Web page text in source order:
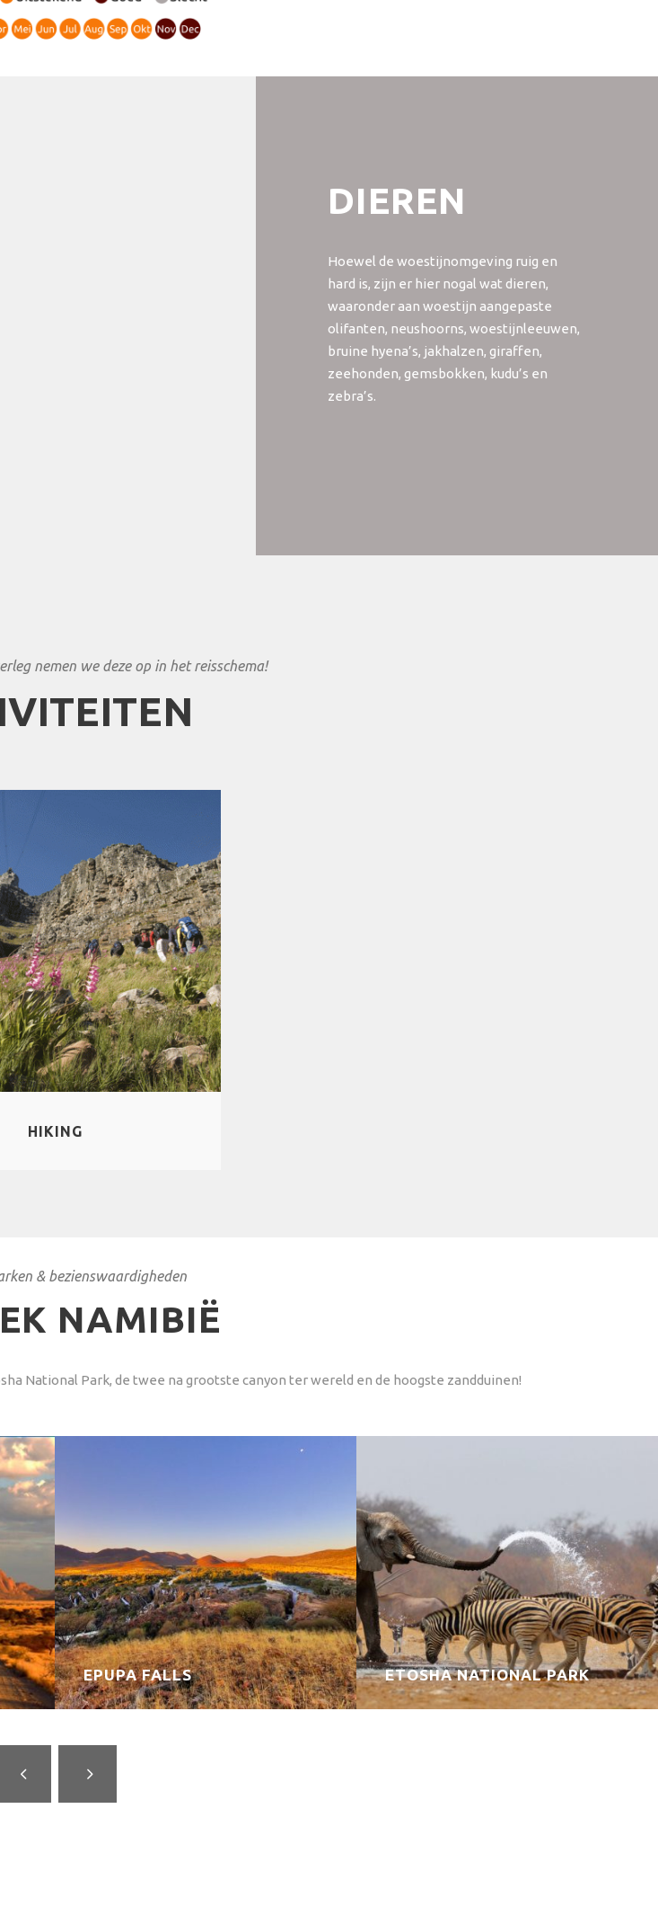
DIEREN
Hoewel de woestijnomgeving ruig en
hard is, zijn er hier nogal wat dieren,
waaronder aan woestijn aangepaste
olifanten, neushoorns, woestijnleeuwen,
bruine hyena’s, jakhalzen, giraffen,
zeehonden, gemsbokken, kudu’s en
zebra’s.
nemen we deze op in het reisschema!
HIKING
& bezienswaardigheden
NAMIBIË
National Park, de twee na grootste canyon ter wereld en de hoogste zandduinen!
EPUPA FALLS ETOSHA NATIONAL PARK